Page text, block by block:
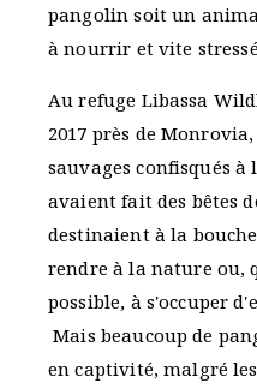
pangolin soit un
à nourrir et vite
Au refuge Libassa
2017 près de
sauvages confisqués
avaient fait des bêtes
destinaient à la
rendre à la nature ou,
possible, à s'occuper
Mais beaucoup de
en captivité, malgré